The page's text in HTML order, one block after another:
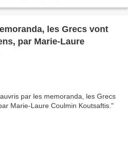
les Grecs vont
par Marie-Laure